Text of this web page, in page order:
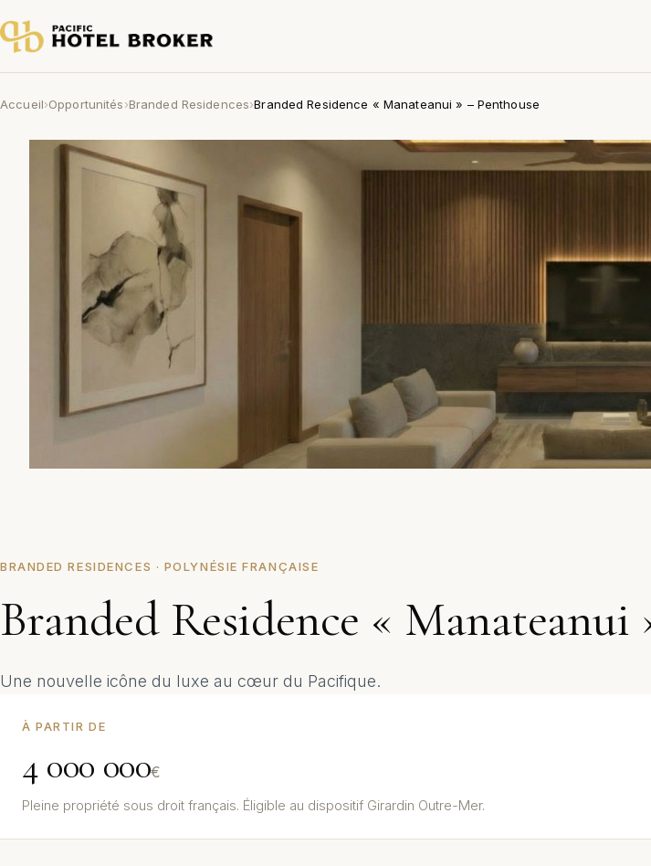
Accueil›Opportunités›Branded Residences›Branded Residence « Manateanui » – Penthouse
BRANDED RESIDENCES · POLYNÉSIE FRANÇAISE
Branded Residence « Manateanui
Une nouvelle icône du luxe au cœur du Pacifique.
À PARTIR DE
4 000 000€
Pleine propriété sous droit français. Éligible au dispositif Girardin Outre-Mer.